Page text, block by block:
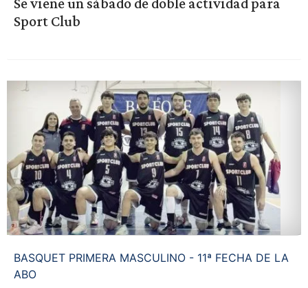
Sport Club
BASQUET PRIMERA MASCULINO - 11ª FECHA DE LA
ABO